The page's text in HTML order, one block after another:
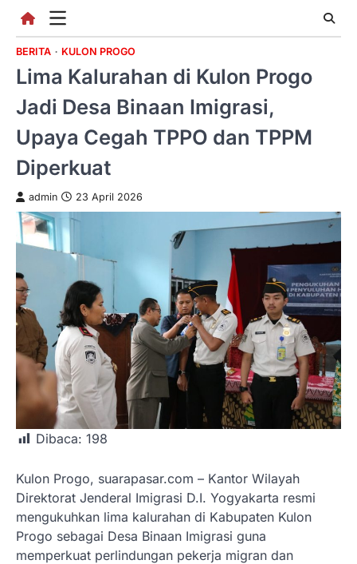
content
BERITA KULON PROGO
Lima Kalurahan di Kulon Progo
Jadi Desa Binaan Imigrasi,
Upaya Cegah TPPO dan TPPM
Diperkuat
admin 23 April 2026
Dibaca: 198
Kulon Progo, suarapasar.com – Kantor Wilayah
Direktorat Jenderal Imigrasi D.I. Yogyakarta resmi
mengukuhkan lima kalurahan di Kabupaten Kulon
Progo sebagai Desa Binaan Imigrasi guna
memperkuat perlindungan pekerja migran dan